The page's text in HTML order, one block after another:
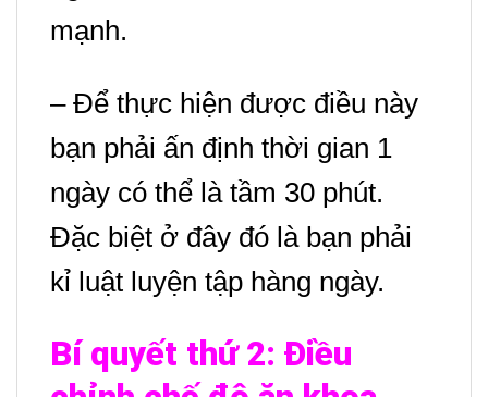
mạnh.
– Để thực hiện được điều này
bạn phải ấn định thời gian 1
ngày có thể là tầm 30 phút.
Đặc biệt ở đây đó là bạn phải
kỉ luật luyện tập hàng ngày.
Bí quyết thứ 2: Điều